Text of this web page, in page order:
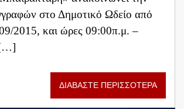
στο Δημοτικό Ωδείο από
2015, και ώρες 09:00π.μ. –
[…]
ΔΙΑΒΑΣΤΕ ΠΕΡΙΣΣΟΤΕΡΑ